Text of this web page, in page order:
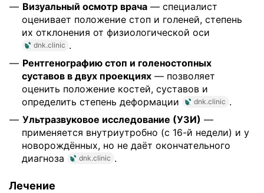
Визуальный осмотр врача — специалист
оценивает положение стоп и голеней, степень
их отклонения от физиологической оси
dnk.clinic .
Рентгенографию стоп и голеностопных
суставов в двух проекциях — позволяет
оценить положение костей, суставов и
определить степень деформации
dnk.clinic .
Ультразвуковое исследование (УЗИ) —
применяется внутриутробно (с 16-й недели) и у
новорождённых, но не даёт окончательного
диагноза
dnk.clinic .
Лечение